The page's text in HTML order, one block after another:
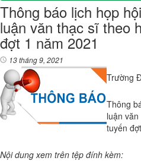
Thông báo lịch họp
luận văn thạc sĩ theo
đợt 1 năm 2021
13 tháng 9, 2021
Trường
Thông
luận
tuyến
Nội dung xem trên tệp đính kèm: